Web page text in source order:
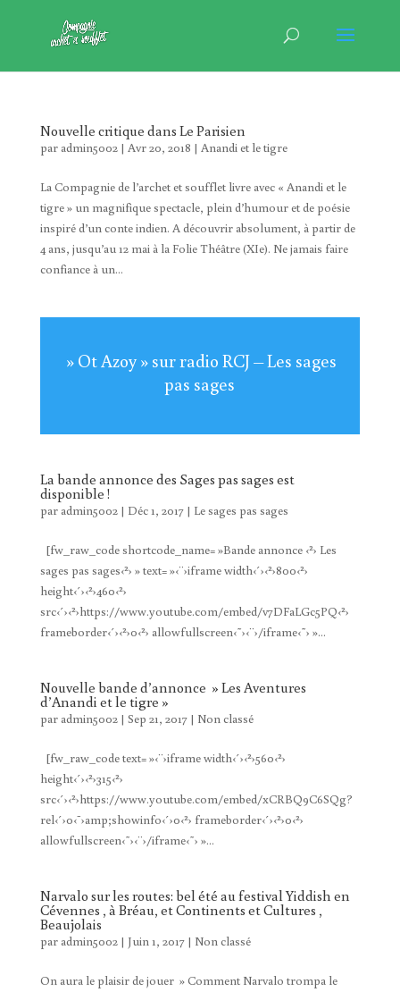
Nouvelle critique dans Le Parisien
paradmin5002| Avr 20, 2018 | Anandi et le tigre
La Compagnie de l’archet et soufflet livre avec « Anandi et le
tigre » un magnifique spectacle, plein d’humour et de poésie
inspiré d’un conte indien. A découvrir absolument, à partir de
4 ans, jusqu’au 12 mai à la Folie Théâtre (XIe). Ne jamais faire
confiance à un...
» Ot Azoy » sur radio RCJ – Les sages
pas sages
La bande annonce des Sages pas sages est
disponible !
paradmin5002| Déc 1, 2017| Le sages pas sages
[fw_raw_code shortcode_name= »Bande annonce ‹²› Les
sages pas sages‹²› » text= »‹¨›iframe width‹´›‹²›800‹²›
height‹´›‹²›460‹²›
src‹´›‹²›https://www.youtube.com/embed/v7DFaLGc5PQ‹²›
frameborder‹´›‹²›0‹²› allowfullscreen‹˜›‹¨›/iframe‹˜› »...
Nouvelle bande d’annonce » Les Aventures
d’Anandi et le tigre »
paradmin5002| Sep 21, 2017| Non classé
[fw_raw_code text= »‹¨›iframe width‹´›‹²›560‹²›
height‹´›‹²›315‹²›
src‹´›‹²›https://www.youtube.com/embed/xCRBQ9C6SQg?
rel‹´›0‹¯›amp;showinfo‹´›0‹²› frameborder‹´›‹²›0‹²›
allowfullscreen‹˜›‹¨›/iframe‹˜› »...
Narvalo sur les routes: bel été au festival Yiddish en
Cévennes , à Bréau, et Continents et Cultures ,
Beaujolais
paradmin5002| Juin 1, 2017| Non classé
On aura le plaisir de jouer » Comment Narvalo trompa le